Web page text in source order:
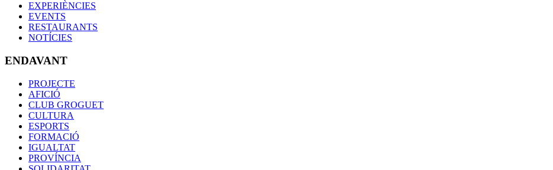
EXPERIÈNCIES
EVENTS
RESTAURANTS
NOTÍCIES
ENDAVANT
PROJECTE
AFICIÓ
CLUB GROGUET
CULTURA
ESPORTS
FORMACIÓ
IGUALTAT
PROVÍNCIA